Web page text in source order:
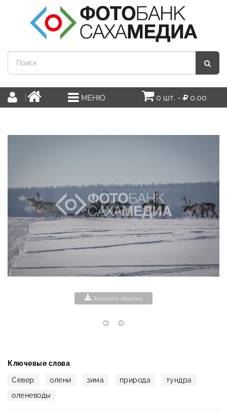
МЕНЮ 0 шт. - 0.00
Загрузить образец
Ключевые слова
Север олени зима природа
тундра
оленеводы